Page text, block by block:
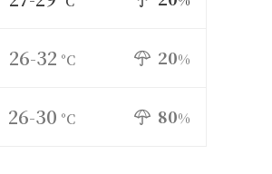
26-32 °C 20%
26-30 °C 80%